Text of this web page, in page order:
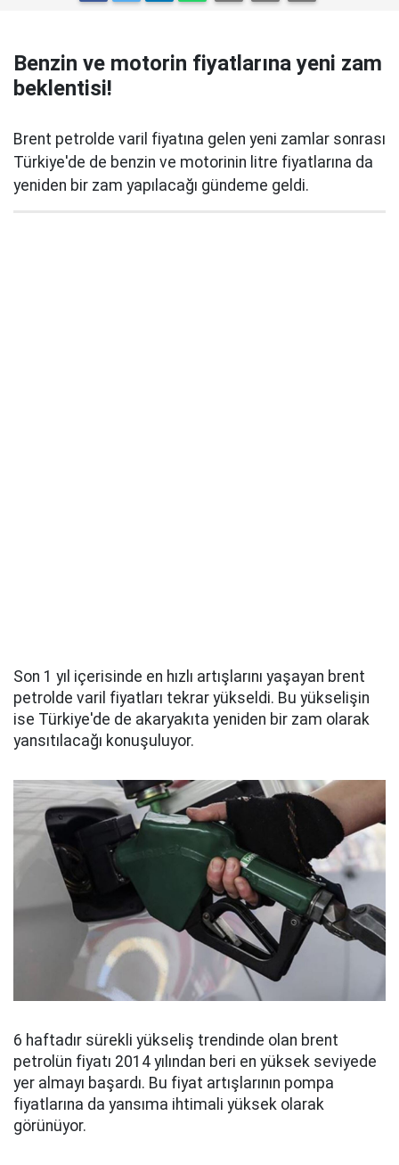
Benzin ve motorin fiyatlarına yeni zam
beklentisi!
Brent petrolde varil fiyatına gelen yeni zamlar sonrası
Türkiye'de de benzin ve motorinin litre fiyatlarına da
yeniden bir zam yapılacağı gündeme geldi.
Son 1 yıl içerisinde en hızlı artışlarını yaşayan brent
petrolde varil fiyatları tekrar yükseldi. Bu yükselişin
ise Türkiye'de de akaryakıta yeniden bir zam olarak
yansıtılacağı konuşuluyor.
6 haftadır sürekli yükseliş trendinde olan brent
petrolün fiyatı 2014 yılından beri en yüksek seviyede
yer almayı başardı. Bu fiyat artışlarının pompa
fiyatlarına da yansıma ihtimali yüksek olarak
görünüyor.